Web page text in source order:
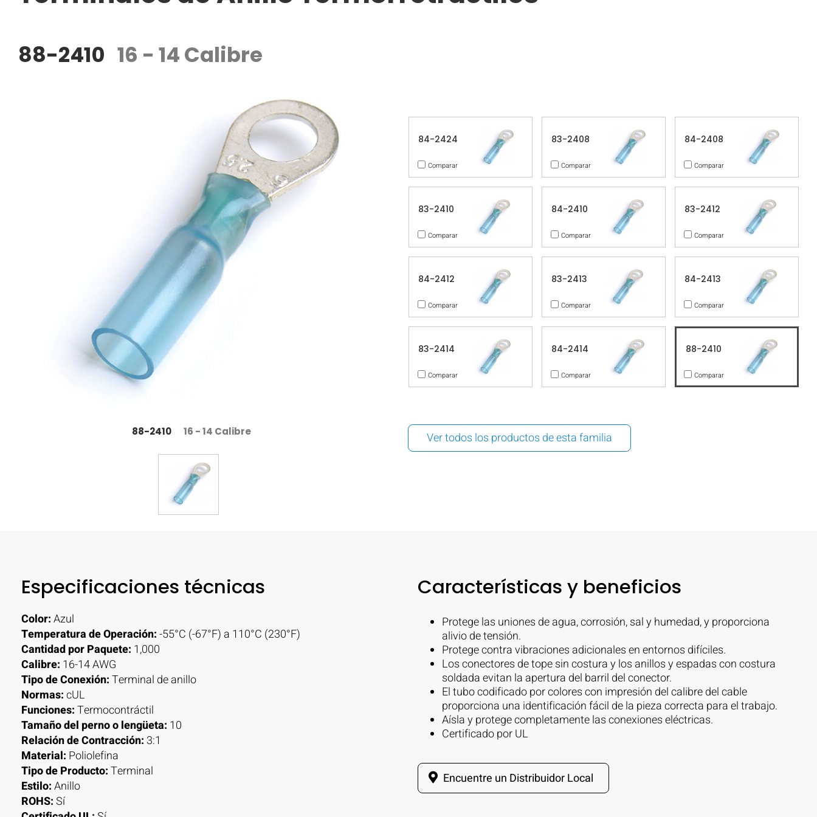
88-2410 16 - 14 Calibre
88-2410 16 - 14 Calibre
84-2424
Comparar
83-2408
Comparar
84-2408
Comparar
83-2410
Comparar
84-2410
Comparar
83-2412
Comparar
84-2412
Comparar
83-2413
Comparar
84-2413
Comparar
83-2414
Comparar
84-2414
Comparar
88-2410
Comparar
Ver todos los productos de esta familia
Especificaciones técnicas
Color:Azul
Temperatura de Operación:-55°C (-67°F) a 110°C (230°F)
Cantidad por Paquete: 1,000
Calibre: 16-14 AWG
Tipo de Conexión:Terminal de anillo
Normas:cUL
Funciones:Termocontráctil
Tamaño del perno o lengüeta: 10
Relación de Contracción: 3:1
Material: Poliolefina
Tipo de Producto:Terminal
Estilo:Anillo
ROHS:Sí
Características y beneficios
Protege las uniones de agua, corrosión, sal y humedad, y proporciona
alivio de tensión.
Protege contra vibraciones adicionales en entornos difíciles.
Los conectores de tope sin costura y los anillos y espadas con costura
soldada evitan la apertura del barril del conector.
El tubo codificado por colores con impresión del calibre del cable
proporciona una identificación fácil de la pieza correcta para el trabajo.
Aísla y protege completamente las conexiones eléctricas.
Certificado por UL
Encuentre un Distribuidor Local